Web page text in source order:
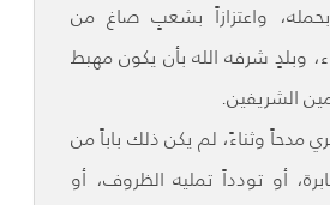
واعتزازاً بشعبٍ صاغ من
وبلدٍ شرفه الله بأن يكون مهبط
الشريفين.
مدحاً وثناءً، لم يكن ذلك باباً من
أو تودداً تمليه الظروف، أو